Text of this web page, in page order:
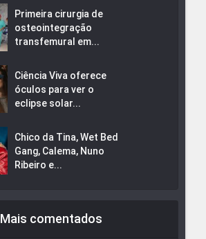
Primeira cirurgia de
osteointegração
transfemural em...
Ciência Viva oferece
óculos para ver o
eclipse solar...
Chico da Tina, Wet Bed
Gang, Calema, Nuno
Ribeiro e...
Mais comentados